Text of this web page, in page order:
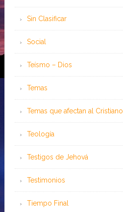
Sin Clasificar
Social
Teísmo – Dios
Temas
Temas que afectan al Cristiano
Teología
Testigos de Jehová
Testimonios
Tiempo Final